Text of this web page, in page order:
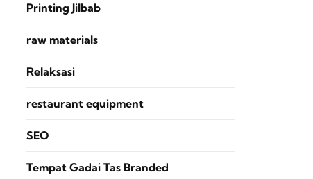
Printing Jilbab
raw materials
Relaksasi
restaurant equipment
SEO
Tempat Gadai Tas Branded